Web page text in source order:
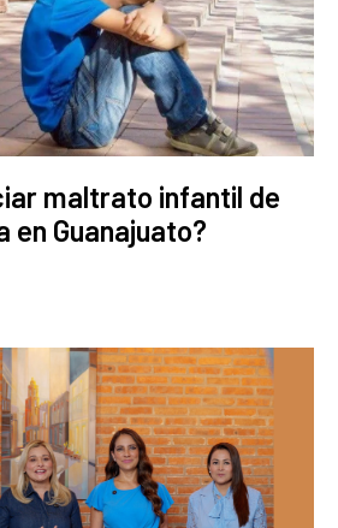
maltrato infantil de
en Guanajuato?